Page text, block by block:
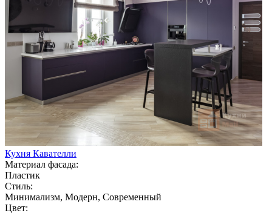
Кухня Кавателли
Материал фасада:
Пластик
Стиль:
Минимализм, Модерн, Современный
Цвет: